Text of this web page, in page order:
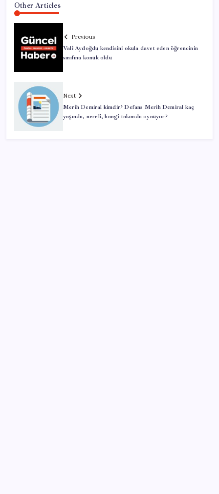
Other Articles
Previous
Vali Aydoğdu kendisini okula davet eden öğrencinin
sınıfına konuk oldu
Next
Merih Demiral kimdir? Defans Merih Demiral kaç
yaşında, nereli, hangi takımda oynuyor?